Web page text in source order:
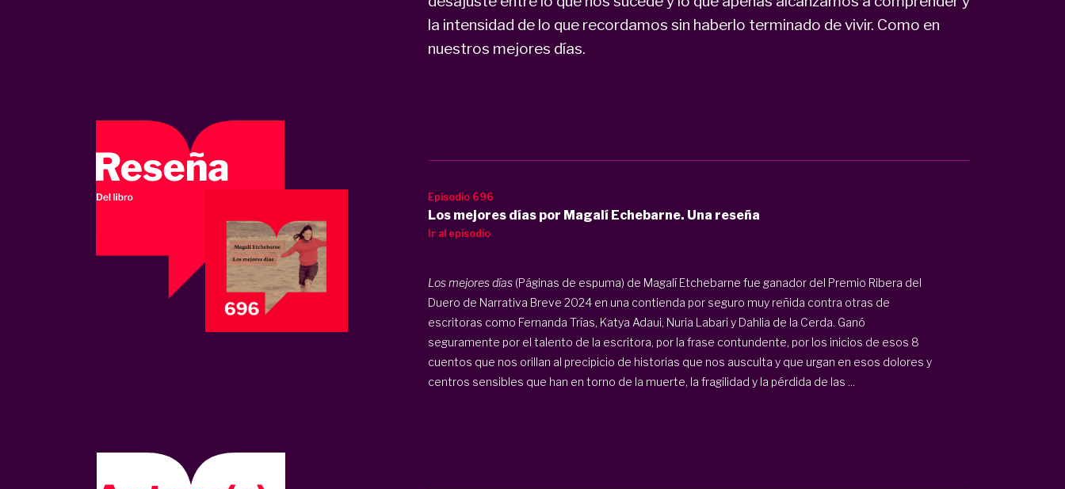
la intensidad de lo que recordamos sin haberlo terminado de vivir. Como en
nuestros mejores días.
Episodio 696
Los mejores días por Magalí Echebarne. Una reseña
Ir al episodio
Los mejores días(Páginas de espuma) de Magalí Etchebarne fue ganador del Premio Ribera del
Duero de Narrativa Breve 2024 en una contienda por seguro muy reñida contra otras de
escritoras como Fernanda Trías, Katya Adaui, Nuria Labari y Dahlia de la Cerda. Ganó
seguramente por el talento de la escritora, por la frase contundente, por los inicios de esos 8
cuentos que nos orillan al precipicio de historias que nos ausculta y que urgan en esos dolores y
centros sensibles que han en torno de la muerte, la fragilidad y la pérdida de las ...